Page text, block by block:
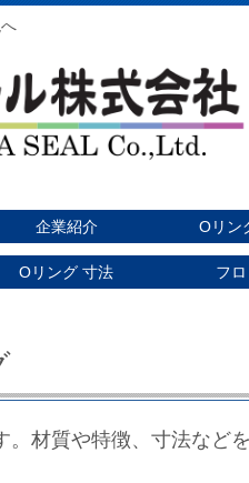
企業紹介 Oリン
Oリング 寸法 フ
。材質や特徴、寸法など